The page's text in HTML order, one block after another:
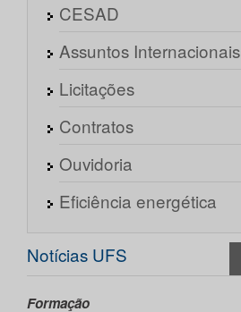
CESAD
Assuntos Internacionais
Licitações
Contratos
Ouvidoria
Eficiência energética
Notícias UFS
Formação